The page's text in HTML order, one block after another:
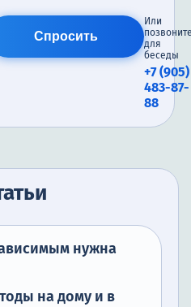
Спросить
Или
для
беседы
+7 (905)
483-87-
88
нужна
на дому и в